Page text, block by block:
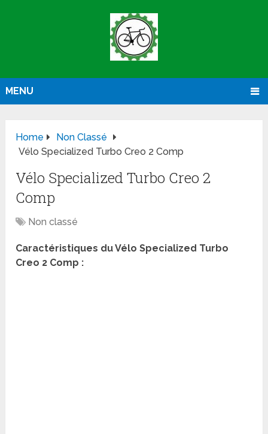
MENU
Home
Non Classé
Vélo Specialized Turbo Creo 2 Comp
Vélo Specialized Turbo Creo 2
Comp
Non classé
Caractéristiques du Vélo Specialized Turbo
Creo 2 Comp :